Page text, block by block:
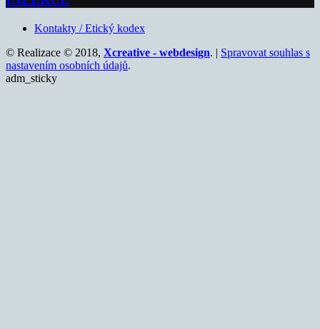
Kontakty / Etický kodex
© Realizace © 2018, Xcreative - webdesign. | Spravovat souhlas s
nastavením osobních údajů.
adm_sticky